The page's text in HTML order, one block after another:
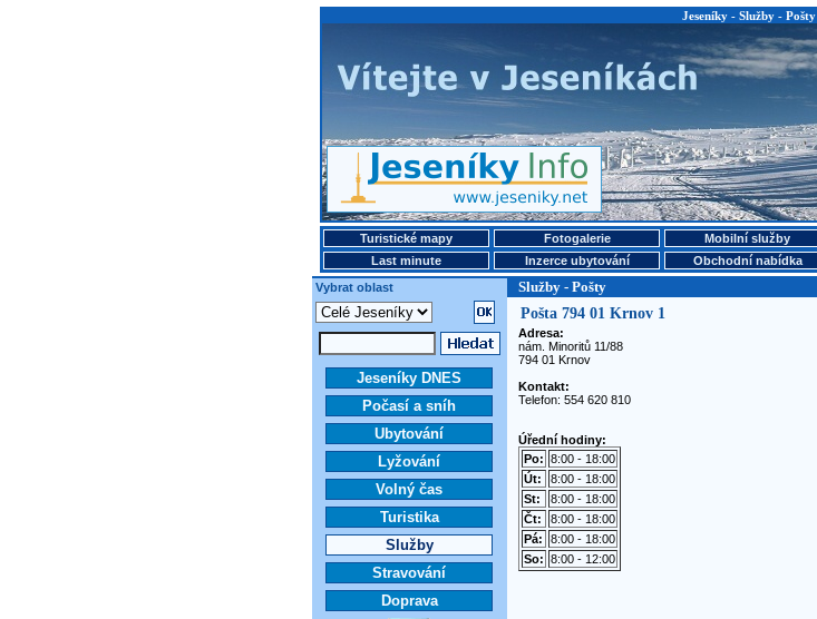
Jeseníky - Služby - Pošty
Turistické mapy Fotogalerie Mobilní služby
Last minute
Inzerce ubytování Obchodní nabídka
Vybrat oblast
Služby - Pošty
Jeseníky DNES
Počasí a sníh
Ubytování
Lyžování
Volný čas
Turistika
Služby
Stravování
Doprava
Pošta 794 01 Krnov 1
Adresa:
nám. Minoritů 11/88
794 01 Krnov
Kontakt:
Telefon: 554 620 810
Úřední hodiny:
Po: 8:00 - 18:00
Út:
8:00 - 18:00
St:
8:00 - 18:00
Čt:
8:00 - 18:00
Pá:
8:00 - 18:00
So: 8:00 - 12:00